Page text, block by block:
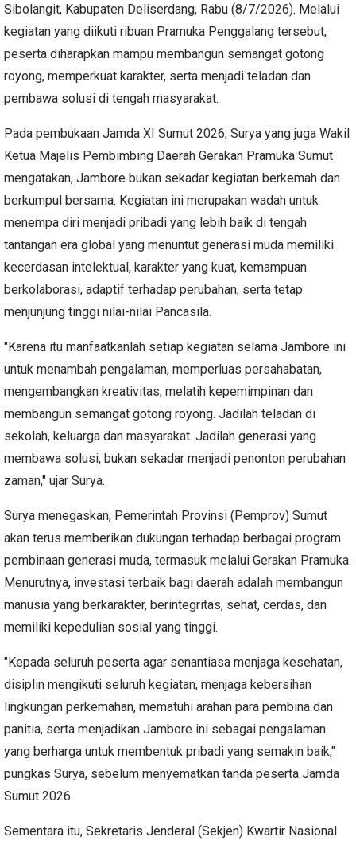
Sibolangit, Kabupaten Deliserdang, Rabu (8/7/2026). Melalui
kegiatan yang diikuti ribuan Pramuka Penggalang tersebut,
peserta diharapkan mampu membangun semangat gotong
royong, memperkuat karakter, serta menjadi teladan dan
pembawa solusi di tengah masyarakat.
Pada pembukaan Jamda XI Sumut 2026, Surya yang juga Wakil
Ketua Majelis Pembimbing Daerah Gerakan Pramuka Sumut
mengatakan, Jambore bukan sekadar kegiatan berkemah dan
berkumpul bersama. Kegiatan ini merupakan wadah untuk
menempa diri menjadi pribadi yang lebih baik di tengah
tantangan era global yang menuntut generasi muda memiliki
kecerdasan intelektual, karakter yang kuat, kemampuan
berkolaborasi, adaptif terhadap perubahan, serta tetap
menjunjung tinggi nilai-nilai Pancasila.
"Karena itu manfaatkanlah setiap kegiatan selama Jambore ini
untuk menambah pengalaman, memperluas persahabatan,
mengembangkan kreativitas, melatih kepemimpinan dan
membangun semangat gotong royong. Jadilah teladan di
sekolah, keluarga dan masyarakat. Jadilah generasi yang
membawa solusi, bukan sekadar menjadi penonton perubahan
zaman," ujar Surya.
Surya menegaskan, Pemerintah Provinsi (Pemprov) Sumut
akan terus memberikan dukungan terhadap berbagai program
pembinaan generasi muda, termasuk melalui Gerakan Pramuka.
Menurutnya, investasi terbaik bagi daerah adalah membangun
manusia yang berkarakter, berintegritas, sehat, cerdas, dan
memiliki kepedulian sosial yang tinggi.
"Kepada seluruh peserta agar senantiasa menjaga kesehatan,
disiplin mengikuti seluruh kegiatan, menjaga kebersihan
lingkungan perkemahan, mematuhi arahan para pembina dan
panitia, serta menjadikan Jambore ini sebagai pengalaman
yang berharga untuk membentuk pribadi yang semakin baik,"
pungkas Surya, sebelum menyematkan tanda peserta Jamda
Sumut 2026.
Sementara itu, Sekretaris Jenderal (Sekjen) Kwartir Nasional